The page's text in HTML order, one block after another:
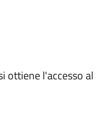
ottiene l'accesso al